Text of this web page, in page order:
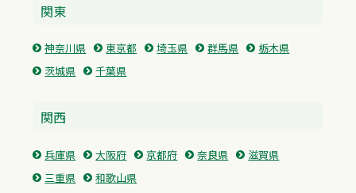
関東
神奈川県 東京都 埼玉県 群馬県
栃木県
茨城県
千葉県
関西
兵庫県 大阪府 京都府 奈良県
滋賀県
三重県
和歌山県